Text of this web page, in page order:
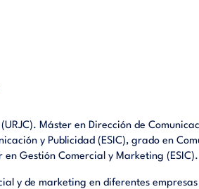
Máster en Dirección de
y Publicidad (ESIC), grado en
Gestión Comercial y Marketing (ESIC).
y de marketing en diferentes